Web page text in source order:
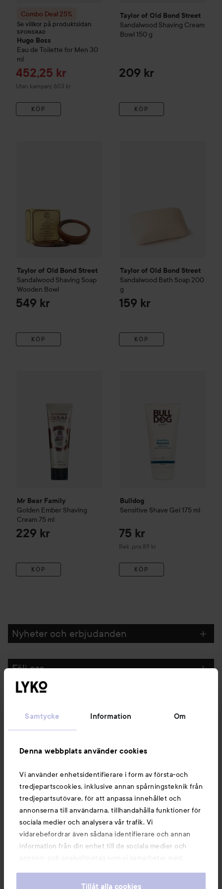
Samtycke Information Om
Denna webbplats använder cookies
Vi använder enhetsidentifierare i form av första-och
tredjepartscookies, inklusive annan spårningsteknik från
tredjepartsutövare, för att anpassa innehållet och
annonserna till användarna, tillhandahålla funktioner för
sociala medier och analysera vår trafik. Vi
vidarebefordrar även sådana identifierare och annan
information från din enhet till de sociala medier och
annons- och analysföretag som vi samarbetar med.
information som du har tillhandahållit eller som de har
Tillåt alla cookies
Combo Deal 25%
Se villkor på produktsidan
SPONSRAD
Hugo Boss
Eau de Toilette for Men 30
ml
Reapris
452,25 kr
Utan kampanj 603 kr
KÖP
Taylor of Old Bond Street
Sandalwood Shaving Cream
Bowl 150 g
209 kr
KÖP
Taylor of Old Bond Street
Sandalwood Shaving Soap
Wooden Bowl
549 kr
KÖP
Taylor of Old Bond Street
Sandalwood Bath Soap 200
g
159 kr
KÖP
Mr Bear Family
Golden Ember Shaving
Cream75 ml
229 kr
KÖP
Bulldog
Sensitive Shave Gel 175 ml
75 kr
Rek. pris 89 kr
Rekommenderat pris 89 kr
KÖP
Nyheter och erbjudanden
Följ oss
Du kanske också gillar